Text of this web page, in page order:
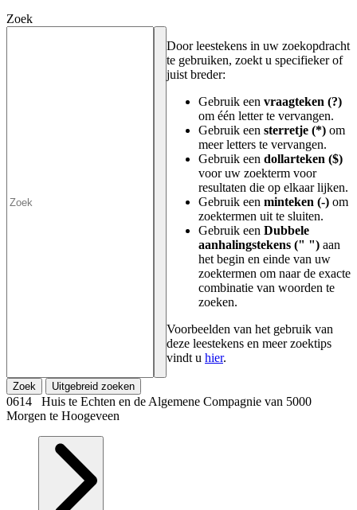
Zoek
Door leestekens in uw zoekopdracht
te gebruiken, zoekt u specifieker of
juist breder:
Gebruik een vraagteken (?)
om één letter te vervangen.
Gebruik een sterretje (*) om
meer letters te vervangen.
Gebruik een dollarteken ($)
voor uw zoekterm voor
resultaten die op elkaar lijken.
Gebruik een minteken (-) om
zoektermen uit te sluiten.
Gebruik een Dubbele
aanhalingstekens (" ") aan
het begin en einde van uw
zoektermen om naar de exacte
combinatie van woorden te
zoeken.
Voorbeelden van het gebruik van
deze leestekens en meer zoektips
vindt u hier.
Zoek Uitgebreid zoeken
0614 Huis te Echten en de Algemene Compagnie van 5000
Morgen te Hoogeveen